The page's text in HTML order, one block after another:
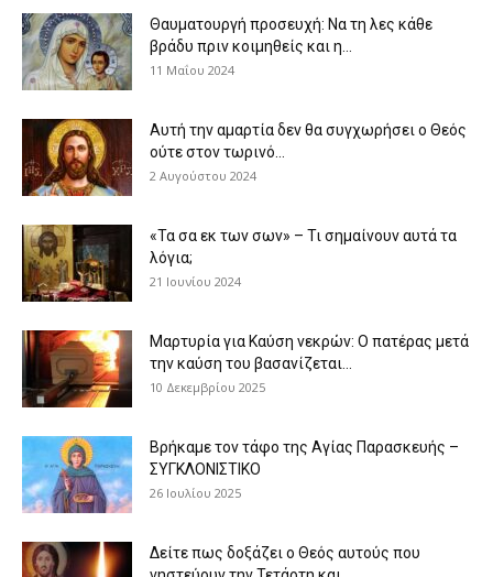
Θαυματουργή προσευχή: Να τη λες κάθε
βράδυ πριν κοιμηθείς και η...
11 Μαΐου 2024
Αυτή την αμαρτία δεν θα συγχωρήσει ο Θεός
ούτε στον τωρινό...
2 Αυγούστου 2024
«Τα σα εκ των σων» – Τι σημαίνουν αυτά τα
λόγια;
21 Ιουνίου 2024
Μαρτυρία για Καύση νεκρών: Ο πατέρας μετά
την καύση του βασανίζεται...
10 Δεκεμβρίου 2025
Βρήκαμε τον τάφο της Αγίας Παρασκευής –
ΣΥΓΚΛΟΝΙΣΤΙΚΟ
26 Ιουλίου 2025
Δείτε πως δοξάζει ο Θεός αυτούς που